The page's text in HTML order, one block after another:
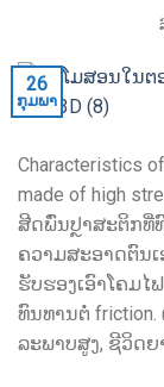
26
ກຸມພາ
Characteristics
made of high
ສີດພົ່ນປຼາສະຕິກທີ່
ຄວາມສະອາດຕົນ
ຮັບຮອງເອົາໂຄມ
ທົນທານຕໍ່
ລະພາບສູງ, ຊີວິດຍ